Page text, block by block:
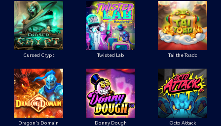
Cursed Crypt Twisted Lab Tai the Toadc
Dragon's Domain Donny Dough Octo Attack